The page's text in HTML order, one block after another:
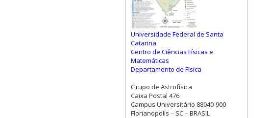
Universidade Federal de Santa
Catarina
Centro de Ciências Físicas e
Matemáticas
Departamento de Física
Grupo de Astrofísica
Caixa Postal 476
Campus Universitário 88040-900
Florianópolis – SC – BRASIL